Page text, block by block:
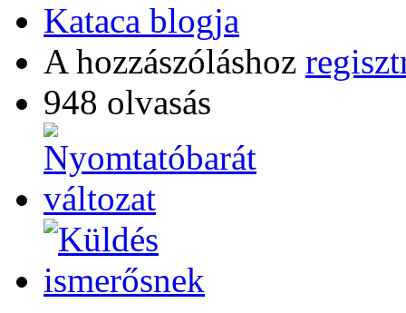
Kataca blogja
A hozzászóláshoz
948 olvasás